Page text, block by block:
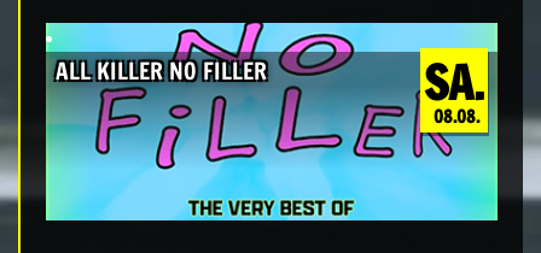
SA.
08.08.
ALL KILLER NO FILLER